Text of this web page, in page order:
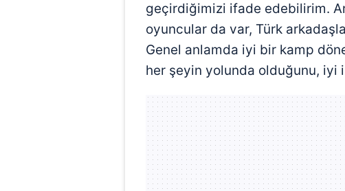
geçirdiğimizi ifade edebilirim.
oyuncular da var, Türk
Genel anlamda iyi bir kamp
her şeyin yolunda olduğunu,